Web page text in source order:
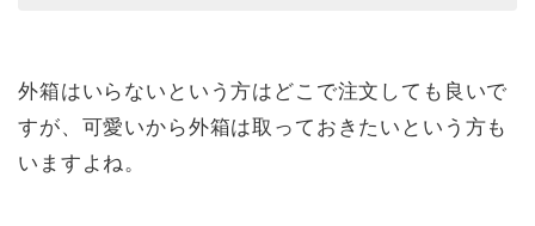
外箱はいらないという方はどこで注文しても良いで
すが、可愛いから外箱は取っておきたいという方も
いますよね。